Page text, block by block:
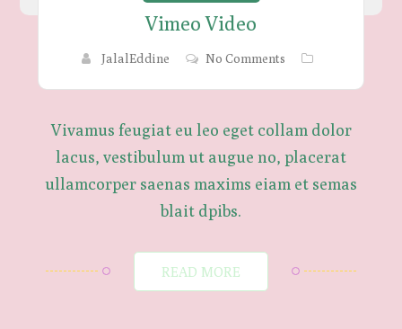
Vimeo Video
JalalEddine No Comments
Vivamus feugiat eu leo eget collam dolor
lacus, vestibulum ut augue no, placerat
ullamcorper saenas maxims eiam et semas
blait dpibs.
READ MORE